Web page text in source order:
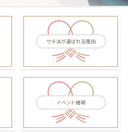
サチ活が選ばれる理由
イベント情報